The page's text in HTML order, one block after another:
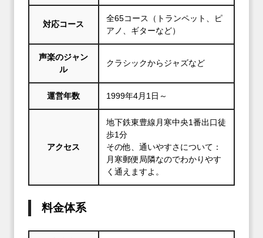
対応コース
全65コース（トランペット、ピ
アノ、ギターなど）
声楽のジャン
ル
クラシックからジャズなど
運営年数 1999年4月1日～
アクセス
地下鉄東豊線月寒中央1番出口徒
歩1分
その他、通いやすさについて：
月寒郵便局隣なのでわかりやす
く通えますよ。
料金体系